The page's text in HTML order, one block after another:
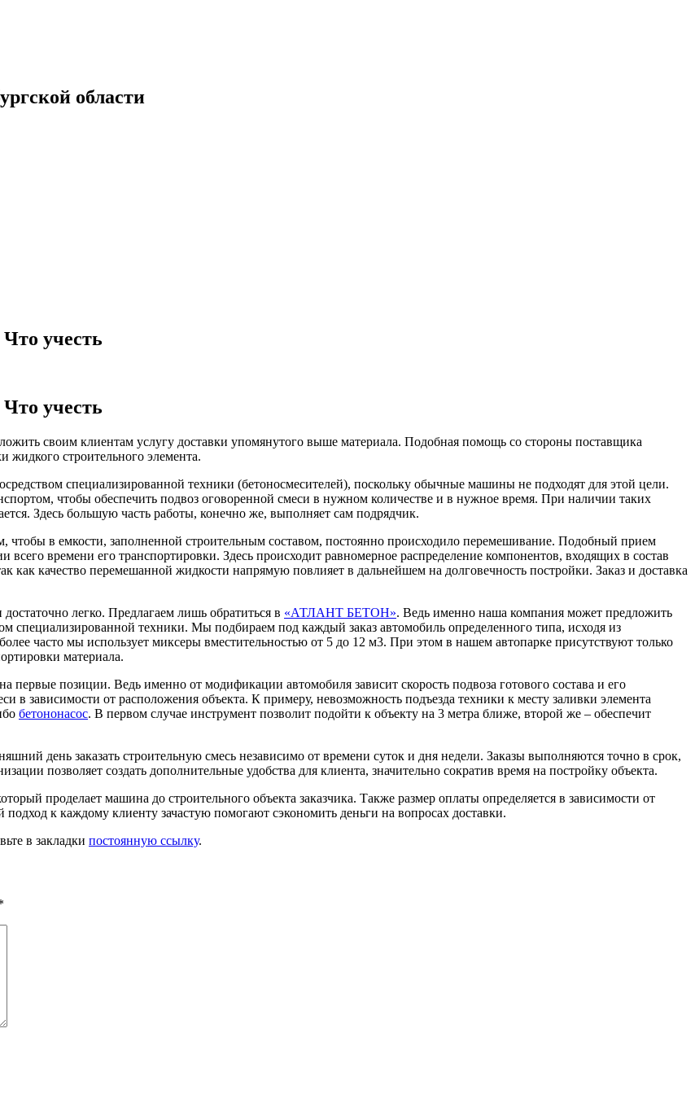
области
учесть
учесть
своим клиентам услугу доставки упомянутого выше материала. Подобная помощь со стороны поставщика
жидкого строительного элемента.
специализированной техники (бетоносмесителей), поскольку обычные машины не подходят для этой цели.
чтобы обеспечить подвоз оговоренной смеси в нужном количестве и в нужное время. При наличии таких
Здесь большую часть работы, конечно же, выполняет сам подрядчик.
чтобы в емкости, заполненной строительным составом, постоянно происходило перемешивание. Подобный прием
времени его транспортировки. Здесь происходит равномерное распределение компонентов, входящих в состав
как качество перемешанной жидкости напрямую повлияет в дальнейшем на долговечность постройки. Заказ и доставка
легко. Предлагаем лишь обратиться в «АТЛАНТ БЕТОН». Ведь именно наша компания может предложить
специализированной техники. Мы подбираем под каждый заказ автомобиль определенного типа, исходя из
часто мы использует миксеры вместительностью от 5 до 12 м3. При этом в нашем автопарке присутствуют только
материала.
первые позиции. Ведь именно от модификации автомобиля зависит скорость подвоза готового состава и его
в зависимости от расположения объекта. К примеру, невозможность подъезда техники к месту заливки элемента
бетононасос. В первом случае инструмент позволит подойти к объекту на 3 метра ближе, второй же – обеспечит
день заказать строительную смесь независимо от времени суток и дня недели. Заказы выполняются точно в срок,
позволяет создать дополнительные удобства для клиента, значительно сократив время на постройку объекта.
проделает машина до строительного объекта заказчика. Также размер оплаты определяется в зависимости от
к каждому клиенту зачастую помогают сэкономить деньги на вопросах доставки.
в закладки постоянную ссылку.